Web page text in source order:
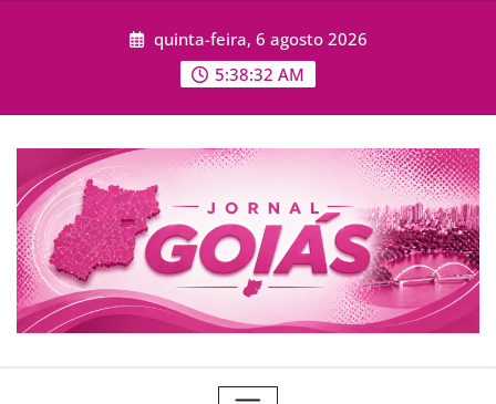
quinta-feira, 6 agosto 2026
5:38:34 AM